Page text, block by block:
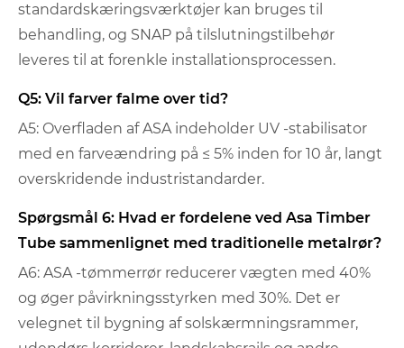
standardskæringsværktøjer kan bruges til
behandling, og SNAP på tilslutningstilbehør
leveres til at forenkle installationsprocessen.
Q5: Vil farver falme over tid?
A5: Overfladen af ​​ASA indeholder UV -stabilisator
med en farveændring på ≤ 5% inden for 10 år, langt
overskridende industristandarder.
Spørgsmål 6: Hvad er fordelene ved Asa Timber
Tube sammenlignet med traditionelle metalrør?
A6: ASA -tømmerrør reducerer vægten med 40%
og øger påvirkningsstyrken med 30%. Det er
velegnet til bygning af solskærmningsrammer,